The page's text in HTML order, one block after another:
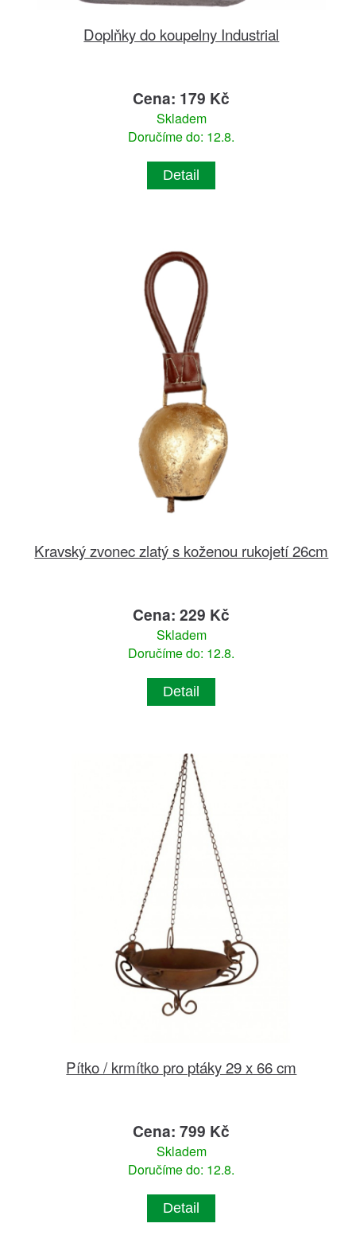
Doplňky do koupelny Industrial
Cena: 179 Kč
Skladem
Doručíme do: 12.8.
Detail
Kravský zvonec zlatý s koženou rukojetí 26cm
Cena: 229 Kč
Skladem
Doručíme do: 12.8.
Detail
Pítko / krmítko pro ptáky 29 x 66 cm
Cena: 799 Kč
Skladem
Doručíme do: 12.8.
Detail